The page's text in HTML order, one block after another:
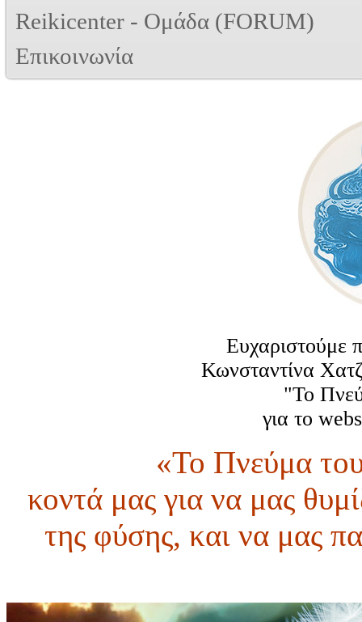
Reikicenter - Ομάδα (FORUM)
Επικοινωνία
Ευχαριστούμε
Κωνσταντίνα
"Το
για το
«Το Πνεύμα
κοντά μας για να μας
της φύσης, και να μας